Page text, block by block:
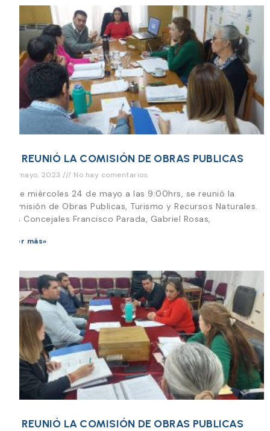
SE REUNIÓ LA COMISIÓN DE OBRAS PUBLICAS
24 mayo, 2023 No hay comentarios
Este miércoles 24 de mayo a las 9:00hrs, se reunió la
Comisión de Obras Publicas, Turismo y Recursos Naturales.
Los Concejales Francisco Parada, Gabriel Rosas,
Leer más»
SE REUNIÓ LA COMISIÓN DE OBRAS PUBLICAS